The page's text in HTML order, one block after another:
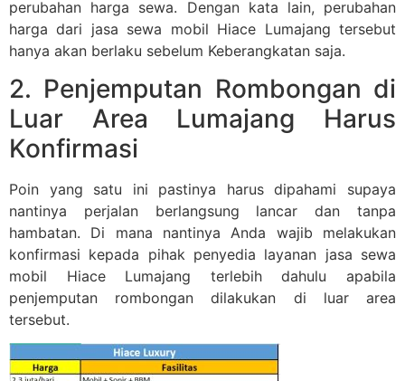
perubahan harga sewa. Dengan kata lain, perubahan
harga dari jasa sewa mobil Hiace Lumajang tersebut
hanya akan berlaku sebelum Keberangkatan saja.
2. Penjemputan Rombongan di
Luar Area Lumajang Harus
Konfirmasi
Poin yang satu ini pastinya harus dipahami supaya
nantinya perjalan berlangsung lancar dan tanpa
hambatan. Di mana nantinya Anda wajib melakukan
konfirmasi kepada pihak penyedia layanan jasa sewa
mobil Hiace Lumajang terlebih dahulu apabila
penjemputan rombongan dilakukan di luar area
tersebut.